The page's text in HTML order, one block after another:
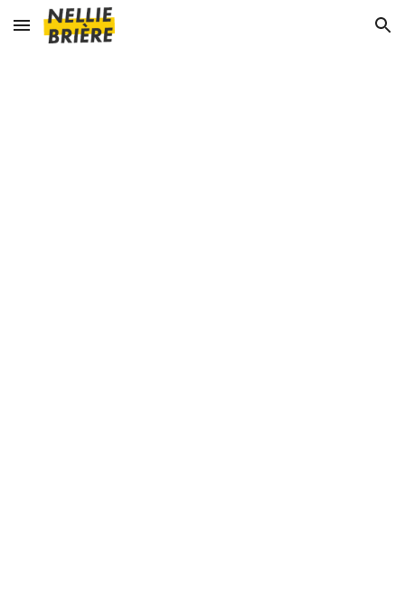
Skip to main content Skip to navigation